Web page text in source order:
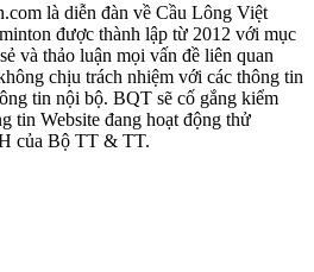
là diễn đàn về Cầu Lông Việt
được thành lập từ 2012 với mục
và thảo luận mọi vấn đề liên quan
chịu trách nhiệm với các thông tin
tin nội bộ. BQT sẽ cố gắng kiểm
tin Website đang hoạt động thử
của Bộ TT & TT.